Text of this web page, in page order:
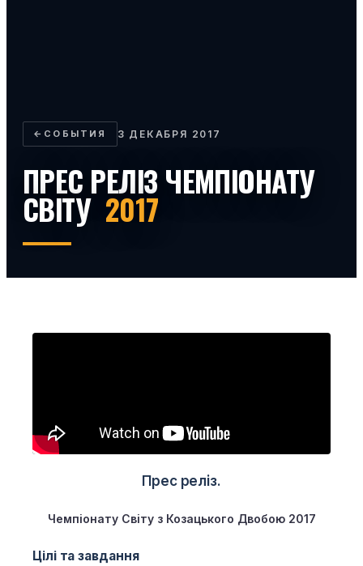
← СОБЫТИЯ 3 ДЕКАБРЯ 2017
ПРЕС РЕЛІЗ ЧЕМПІОНАТУ
СВІТУ 2017
Прес реліз.
ЧемпіонатуСвіту з Козацького Двобою2017
Цілі та завдання